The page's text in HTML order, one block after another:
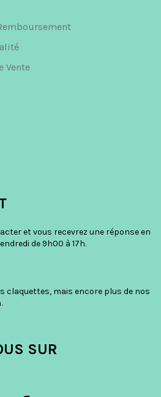
Vente
et vous recevrez une réponse en
de 9h00 à 17h.
claquettes, mais encore plus de nos
SUR